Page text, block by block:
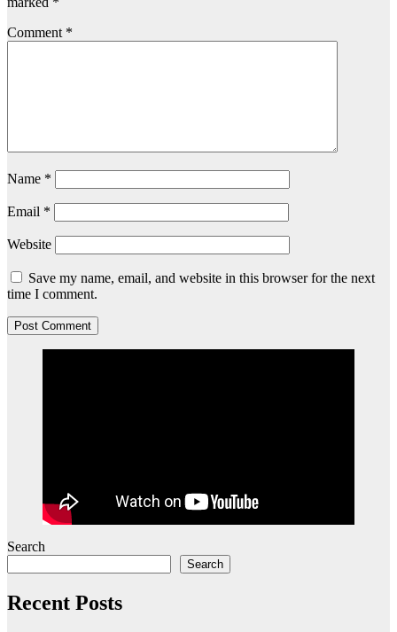
Comment *
Name *
Email *
Website
Save my name, email, and website in this browser for the next
time I comment.
Search
Search
Recent Posts